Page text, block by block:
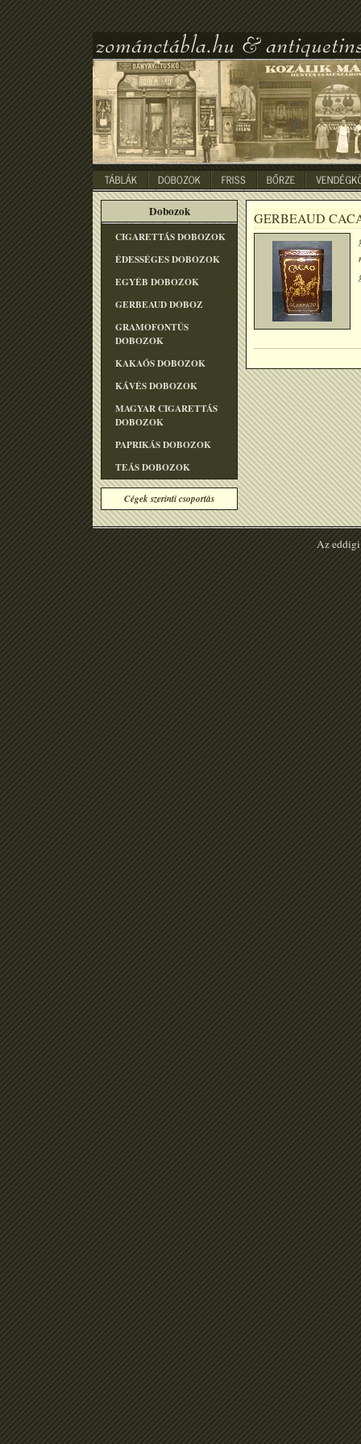
Dobozok
CIGARETTÁS DOBOZOK
ÉDESSÉGES DOBOZOK
EGYÉB DOBOZOK
GERBEAUD DOBOZ
GRAMOFONTÛS
DOBOZOK
KAKAÓS DOBOZOK
KÁVÉS DOBOZOK
MAGYAR CIGARETTÁS
DOBOZOK
PAPRIKÁS DOBOZOK
TEÁS DOBOZOK
Cégek szerinti csoportás
GERBEAUD
Az